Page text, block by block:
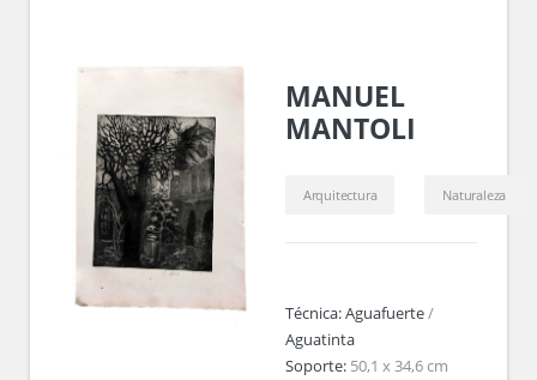
MANUEL
MANTOLI
Arquitectura Naturaleza
Técnica:Aguafuerte/
Aguatinta
Soporte: 50,1 x 34,6 cm